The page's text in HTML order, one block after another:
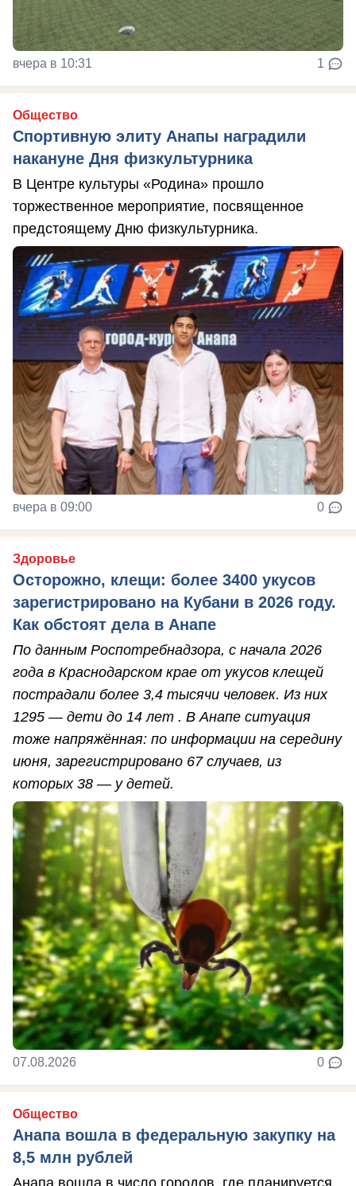
вчера в 10:31 1
Общество
Спортивную элиту Анапы наградили
накануне Дня физкультурника
В Центре культуры «Родина» прошло
торжественное мероприятие, посвященное
предстоящему Дню физкультурника.
вчера в 09:00 0
Здоровье
Осторожно, клещи: более 3400 укусов
зарегистрировано на Кубани в 2026 году.
Как обстоят дела в Анапе
По данным Роспотребнадзора, с начала 2026
года в Краснодарском крае от укусов клещей
пострадали более 3,4 тысячи человек. Из них
1295 — дети до 14 лет . В Анапе ситуация
тоже напряжённая: по информации на середину
июня, зарегистрировано 67 случаев, из
которых 38 — у детей.
07.08.2026 0
Общество
Анапа вошла в федеральную закупку на
8,5 млн рублей
Анапа вошла в число городов, где планируется